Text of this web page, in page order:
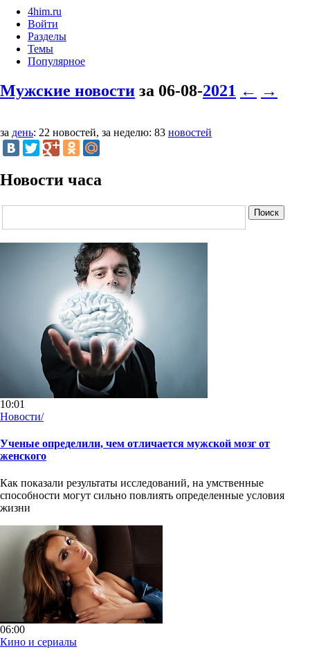
4him.ru
Войти
Разделы
Темы
Популярное
Мужские новости за 06-08-2021 ← →
за день: 22 новостей, за неделю: 83 новостей
Новости часа
10:01
Новости/
Ученые определили, чем отличается мужской мозг от
женского
Как показали результаты исследований, на умственные
способности могут сильно повлиять определенные условия
жизни
06:00
Кино и сериалы